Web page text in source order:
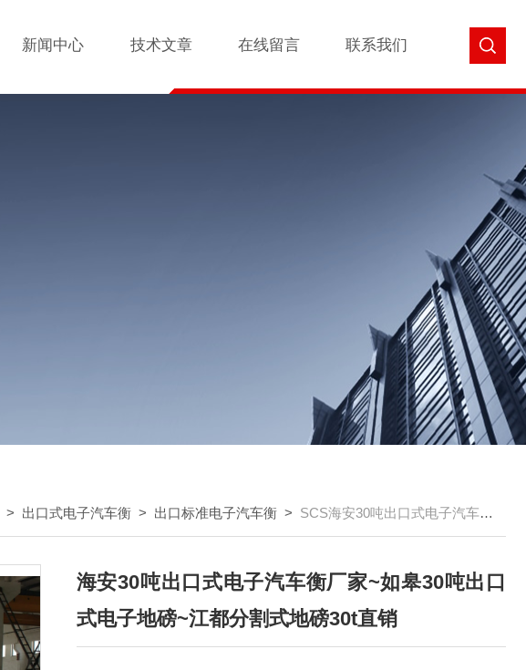
新闻中心 技术文章 在线留言 联系我们
> 出口式电子汽车衡 > 出口标准电子汽车衡 > SCS海安30吨出口式电子汽车衡厂家~如皋30吨出口式电子地磅~江都分割式地磅30t直销
海安30吨出口式电子汽车衡厂家~如皋30吨出口
式电子地磅~江都分割式地磅30t直销